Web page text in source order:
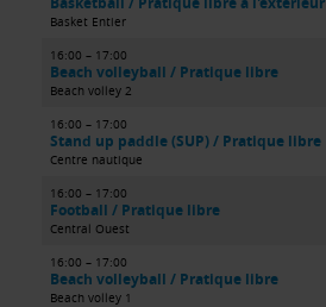
Basket Entier
16:00 – 17:00
Beach volleyball / Pratique libre
Beach volley 2
16:00 – 17:00
Stand up paddle (SUP) / Pratique libre
Centre nautique
16:00 – 17:00
Football / Pratique libre
Central Ouest
16:00 – 17:00
Beach volleyball / Pratique libre
Beach volley 1